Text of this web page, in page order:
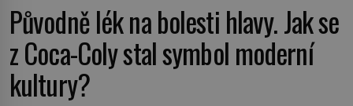
Původně lék na bolesti hlavy. Jak se
z Coca-Coly stal symbol moderní
kultury?